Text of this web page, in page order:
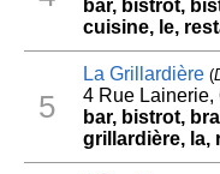
bar, bistrot,
cuisine, le,
5
La Grillardière(
4 Rue Lainerie,
bar, bistrot,
grillardière, la,